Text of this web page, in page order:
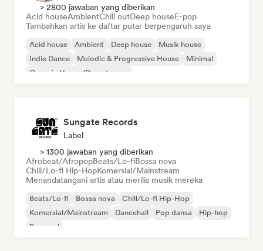
> 2800 jawaban yang diberikan
Acid houseAmbientChill outDeep houseE-pop
Tambahkan artis ke daftar putar berpengaruh saya
Acid house Ambient Deep house
Musik house
Indie Dance
Melodic & Progressive House
Minimal
Organic House/Downtempo
Sungate Records
Label
> 1300 jawaban yang diberikan
Afrobeat/AfropopBeats/Lo-fiBossa nova
Chill/Lo-fi Hip-HopKomersial/Mainstream
Menandatangani artis atau merilis musik mereka
Beats/Lo-fi Bossa nova
Chill/Lo-fi Hip-Hop
Komersial/Mainstream
Dancehall Pop dansa
Hip-hop
Pop soul